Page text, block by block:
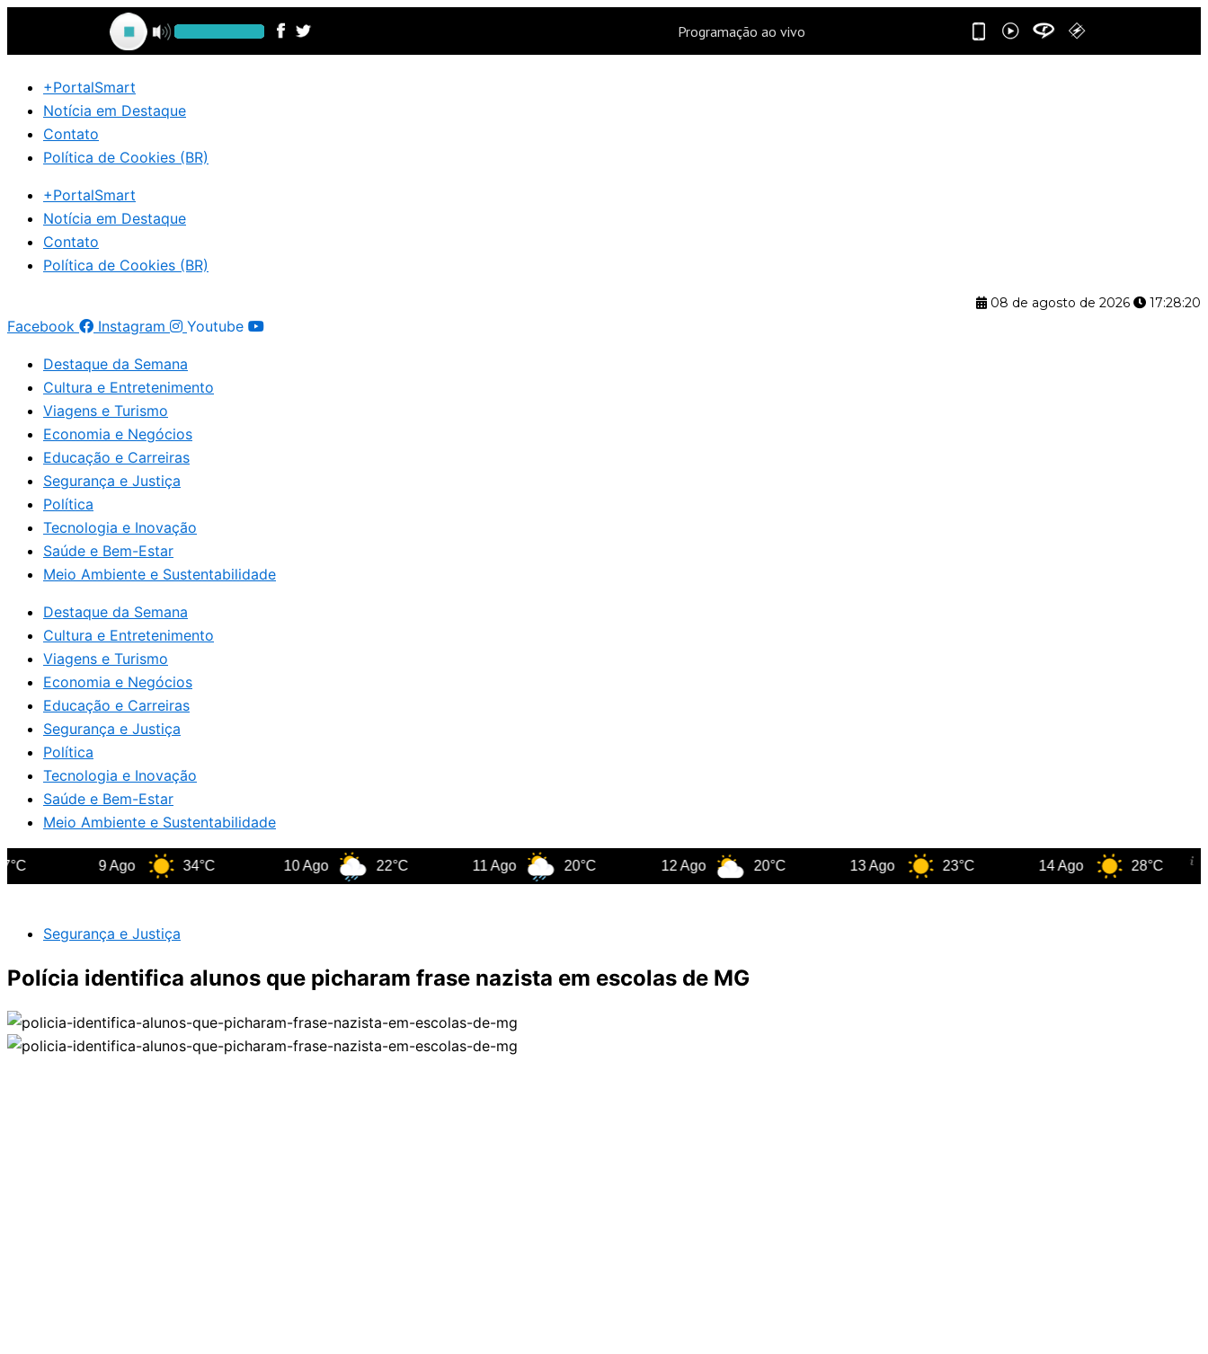
Ir
o
conteúdo+PortalSmart
Notícia em Destaque
Contato
Política de Cookies (BR)
+PortalSmart
Notícia em Destaque
Contato
Política de Cookies (BR)
08 de agosto de 2026 17:28:20
Facebook Instagram Youtube
Destaque da Semana
Cultura e Entretenimento
Viagens e Turismo
Economia e Negócios
Educação e Carreiras
Segurança e Justiça
Política
Tecnologia e Inovação
Saúde e Bem-Estar
Meio Ambiente e Sustentabilidade
Destaque da Semana
Cultura e Entretenimento
Viagens e Turismo
Economia e Negócios
Educação e Carreiras
Segurança e Justiça
Política
Tecnologia e Inovação
Saúde e Bem-Estar
Meio Ambiente e Sustentabilidade
9 Ago 34°C 10 Ago 22°C 11 Ago 20°C 12 Ago 20°C 13 Ago 23°C 14 Ago 28°C
Segurança e Justiça
Polícia identifica alunos que picharam frase nazista em escolas de MG